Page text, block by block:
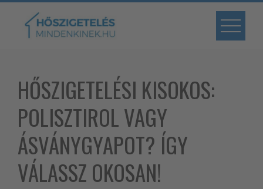
Skip
content
HŐSZIGETELÉSI KISOKOS:
POLISZTIROL VAGY
ÁSVÁNYGYAPOT? ÍGY
VÁLASSZ OKOSAN!